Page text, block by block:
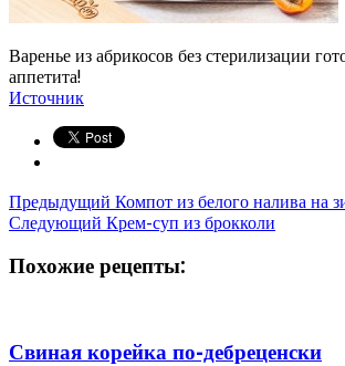
Варенье из абрикосов без стерилизации
аппетита!
Источник
Предыдущий Компот из белого налива на
Следующий Крем-суп из брокколи
Похожие рецепты:
Свиная корейка по-дебреценски